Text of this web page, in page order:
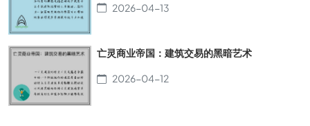
2026-04-13
亡灵商业帝国：建筑交易的黑暗艺术
2026-04-12